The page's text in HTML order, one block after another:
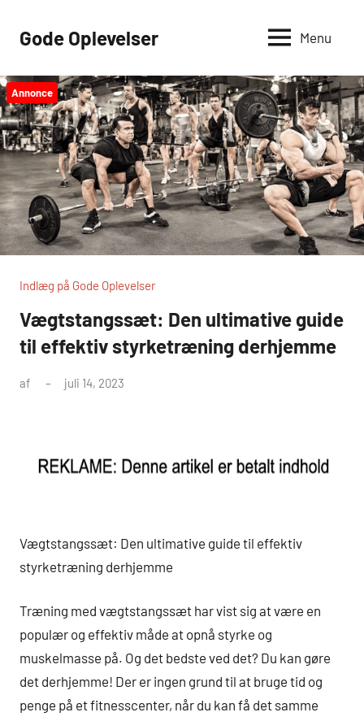
Gode Oplevelser Menu
Annonce
Indlæg på Gode Oplevelser
Vægtstangssæt: Den ultimative guide
til effektiv styrketræning derhjemme
af juli 14, 2023
Vægtstangssæt: Den ultimative guide til effektiv
styrketræning derhjemme
Træning med vægtstangssæt har vist sig at være en
populær og effektiv måde at opnå styrke og
muskelmasse på. Og det bedste ved det? Du kan gøre
det derhjemme! Der er ingen grund til at bruge tid og
penge på et fitnesscenter, når du kan få det samme